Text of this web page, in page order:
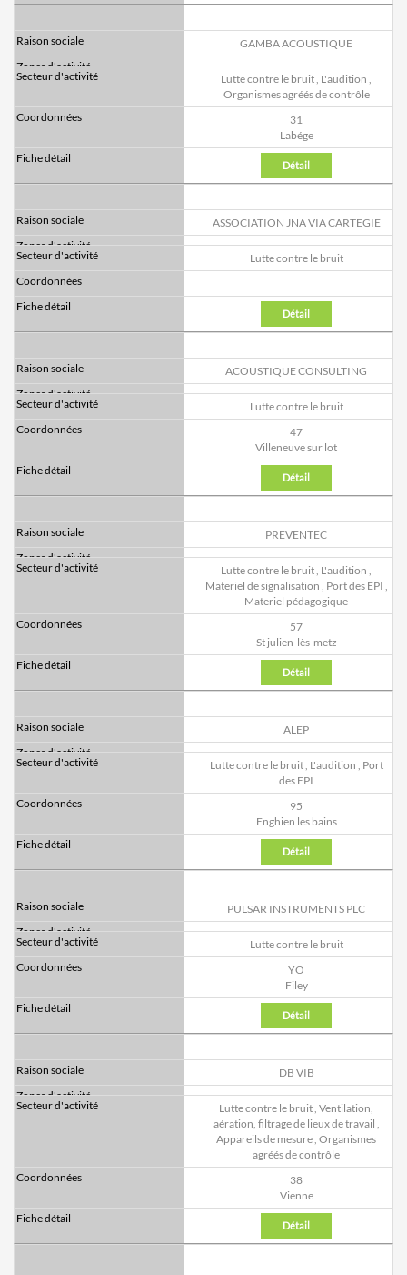
GAMBA ACOUSTIQUE
Lutte contre le bruit, L'audition ,
Organismes agréés de contrôle
31
Labége
Détail
ASSOCIATION JNA VIA CARTEGIE
Lutte contre le bruit
Détail
ACOUSTIQUE CONSULTING
Lutte contre le bruit
47
Villeneuve sur lot
Détail
PREVENTEC
Lutte contre le bruit, L'audition ,
Materiel de signalisation , Port des EPI ,
Materiel pédagogique
57
St julien-lès-metz
Détail
ALEP
Lutte contre le bruit, L'audition , Port
des EPI
95
Enghien les bains
Détail
PULSAR INSTRUMENTS PLC
Lutte contre le bruit
YO
Filey
Détail
DB VIB
Lutte contre le bruit, Ventilation,
aération, filtrage de lieux de travail ,
Appareils de mesure, Organismes
agréés de contrôle
38
Vienne
Détail